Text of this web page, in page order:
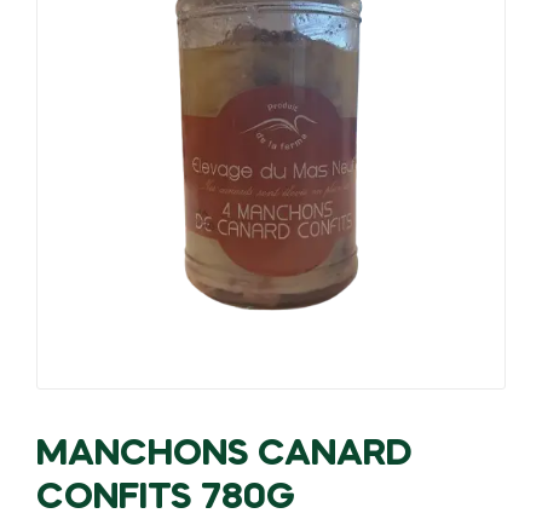
MANCHONS CANARD
CONFITS 780G